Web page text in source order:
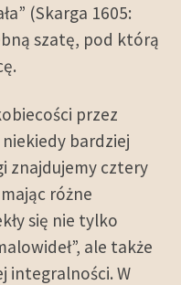
(Skarga 1605:
szatę, pod którą
przez
bardziej
znajdujemy cztery
różne
się nie tylko
ale także
integralności. W